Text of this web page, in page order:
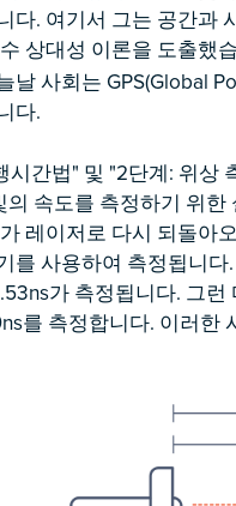
다. 여기서 그는 공간과
상대성 이론을 도출했
날 사회는 GPS(Global
다.
시간법" 및 "2단계: 위
의 속도를 측정하기 위
레이저로 다시 되돌아
를 사용하여 측정됩니
가 측정됩니다. 그
를 측정합니다. 이러한